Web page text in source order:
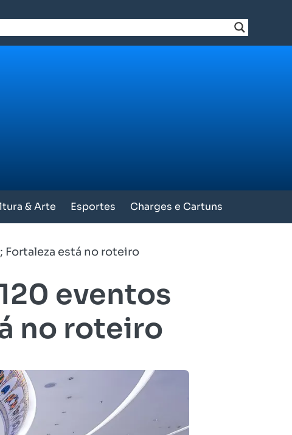
& Arte Esportes Charges e Cartuns
Fortaleza está no roteiro
eventos
no roteiro